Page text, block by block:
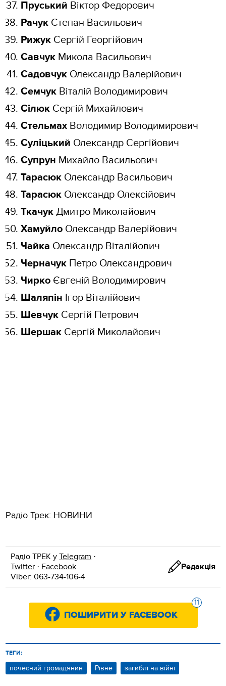
Пруський Віктор Федорович
Рачук Степан Васильович
Рижук Сергій Георгійович
Савчук Микола Васильович
Садовчук Олександр Валерійович
Семчук Віталій Володимирович
Сілюк Сергій Михайлович
Стельмах Володимир Володимирович
Суліцький Олександр Сергійович
Супрун Михайло Васильович
Тарасюк Олександр Васильович
Тарасюк Олександр Олексійович
ТкачукДмитро Миколайович
Хамуйло Олександр Валерійович
Чайка Олександр Віталійович
Черначук Петро Олександрович
Чирко Євгеній Володимирович
Шаляпін Ігор Віталійович
Шевчук Сергій Петрович
Шершак Сергій Миколайович
Радіо Трек: НОВИНИ
Радіо ТРЕК уTelegram ·
Twitter · Facebook.
Viber: 063-734-106-4
Редакція
11
ПОШИРИТИ У FACEBOOK
ТЕГИ:
почесний громадянин Рівне загиблі на війні